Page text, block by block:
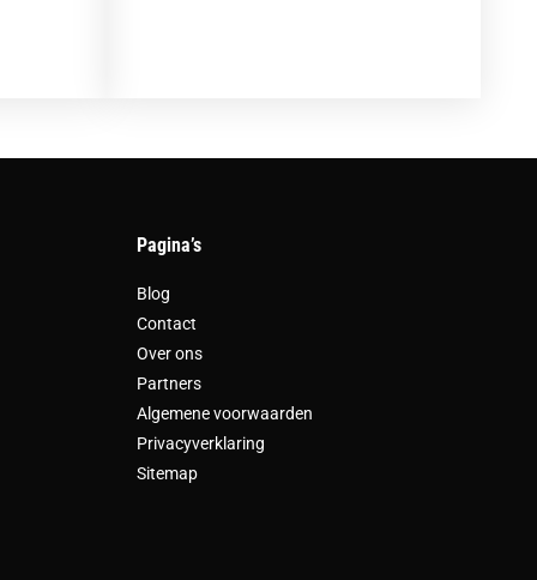
Pagina’s
Blog
Contact
Over ons
Partners
Algemene voorwaarden
Privacyverklaring
Sitemap